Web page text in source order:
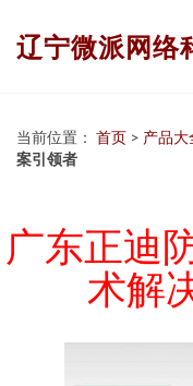
辽宁微派网络
当前位置： 首页 > 产品大
案引领者
广东正迪
术解